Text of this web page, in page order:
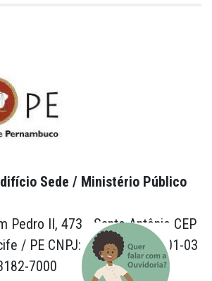
Sede / Ministério Público
Pedro II, 473 - Santo Antônio CEP
/ PE CNPJ: 24.417.065/0001-03
7000